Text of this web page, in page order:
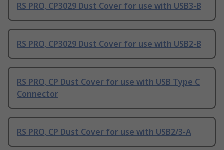
RS PRO, CP3029 Dust Cover for use with USB3-B
RS PRO, CP3029 Dust Cover for use with USB2-B
RS PRO, CP Dust Cover for use with USB Type C
Connector
RS PRO, CP Dust Cover for use with USB2/3-A